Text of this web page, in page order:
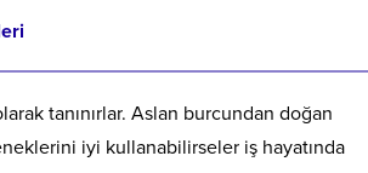
tanınırlar. Aslan burcundan doğan
iyi kullanabilirseler iş hayatında